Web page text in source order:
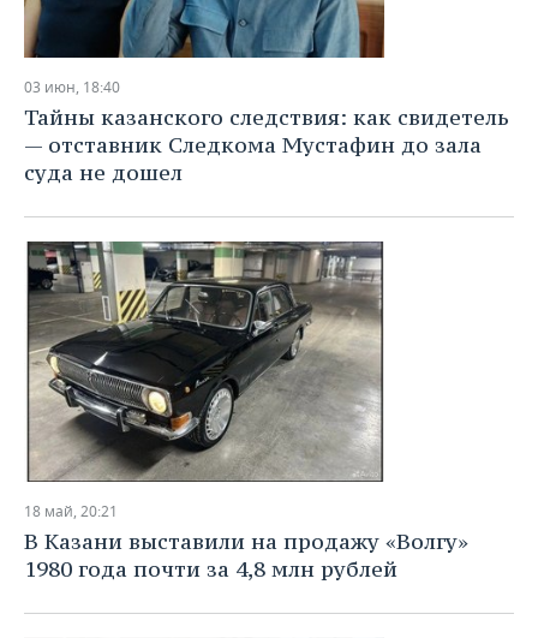
03 июн, 18:40
Тайны казанского следствия: как свидетель
— отставник Следкома Мустафин до зала
суда не дошел
18 май, 20:21
В Казани выставили на продажу «Волгу»
1980 года почти за 4,8 млн рублей